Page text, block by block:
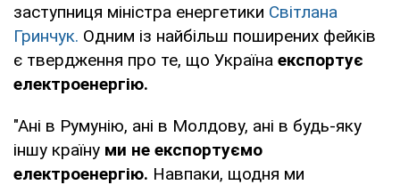
заступниця міністра енергетики Світлана
Гринчук. Одним із найбільш поширених фейків
є твердження про те, що Україна експортує
електроенергію.
"Ані в Румунію, ані в Молдову, ані в будь-яку
іншу країну ми не експортуємо
електроенергію. Навпаки, щодня ми